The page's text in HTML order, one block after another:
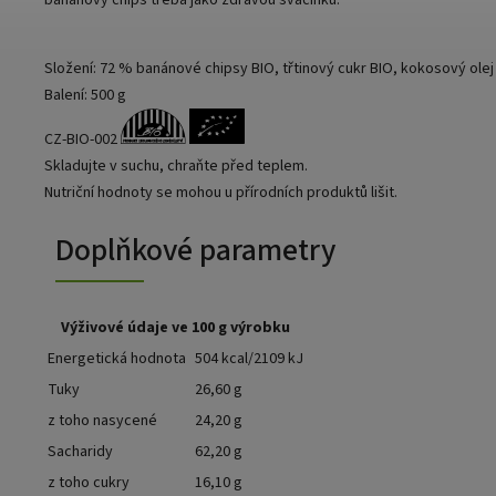
Složení: 72 % banánové chipsy BIO, třtinový cukr BIO, kokosový olej
Balení: 500 g
CZ-BIO-002
Skladujte v suchu, chraňte před teplem.
Nutriční hodnoty se mohou u přírodních produktů lišit.
Doplňkové parametry
Výživové údaje ve 100 g výrobku
Energetická hodnota 504 kcal/2109 kJ
Tuky
26,60 g
z toho nasycené
24,20 g
Sacharidy
62,20 g
z toho cukry
16,10 g